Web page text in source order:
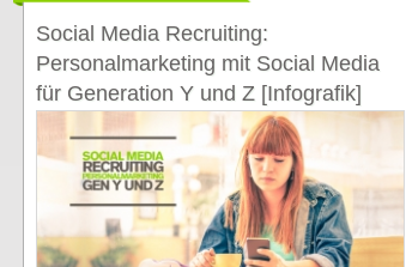
Social Media Recruiting:
Personalmarketing mit Social Media
für Generation Y und Z [Infografik]